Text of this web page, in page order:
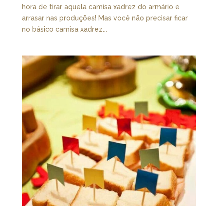
hora de tirar aquela camisa xadrez do armário e
arrasar nas produções! Mas você não precisar ficar
no básico camisa xadrez...